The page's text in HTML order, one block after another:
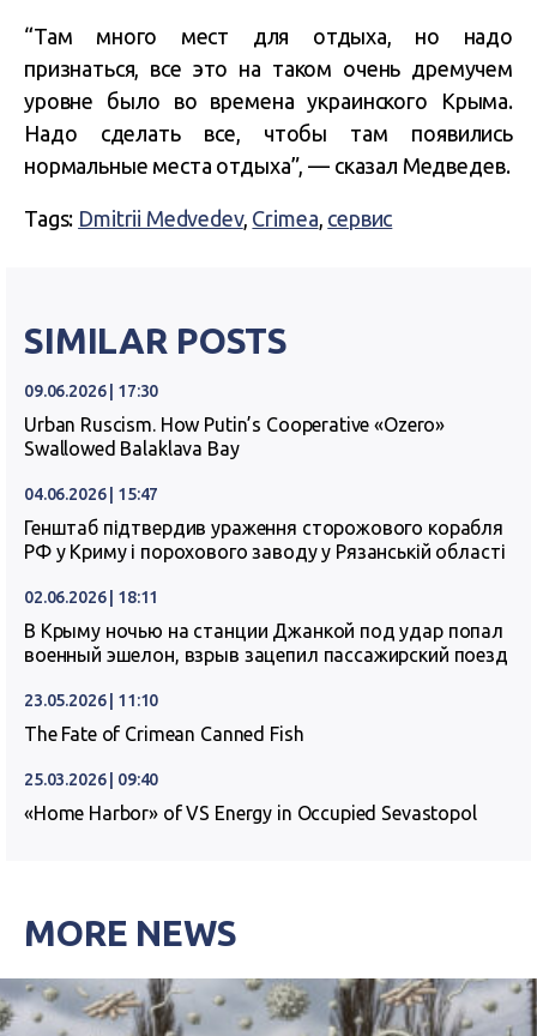
“Там много мест для отдыха, но надо
признаться, все это на таком очень дремучем
уровне было во времена украинского Крыма.
Надо сделать все, чтобы там появились
нормальные места отдыха”, — сказал Медведев.
Tags: Dmitrii Medvedev, Crimea, сервис
SIMILAR POSTS
09.06.2026 | 17:30
Urban Ruscism. How Putin’s Cooperative «Ozero»
Swallowed Balaklava Bay
04.06.2026 | 15:47
Генштаб підтвердив ураження сторожового корабля
РФ у Криму і порохового заводу у Рязанській області
02.06.2026 | 18:11
В Крыму ночью на станции Джанкой под удар попал
военный эшелон, взрыв зацепил пассажирский поезд
23.05.2026 | 11:10
The Fate of Crimean Canned Fish
25.03.2026 | 09:40
«Home Harbor» of VS Energy in Occupied Sevastopol
MORE NEWS